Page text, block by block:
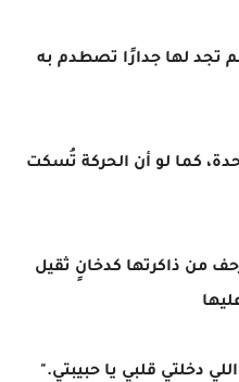
تجد لها جدارًا تصطدم به
كما لو أن الحركة تُسكت
من ذاكرتها كدخانٍ ثقيل
دخلتي قلبي يا حبيبتي."